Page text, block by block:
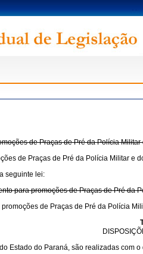
de Praças de Pré da Polícia Militar
de Praças de Pré da Polícia Militar e
seguinte lei:
para promoções de Praças de Pré da
de Praças de Pré da Polícia
Estado do Paraná, são realizadas com